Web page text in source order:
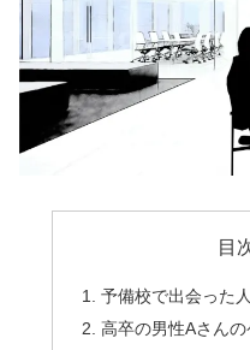
目
予備校で出会った
高卒の男性Aさんの